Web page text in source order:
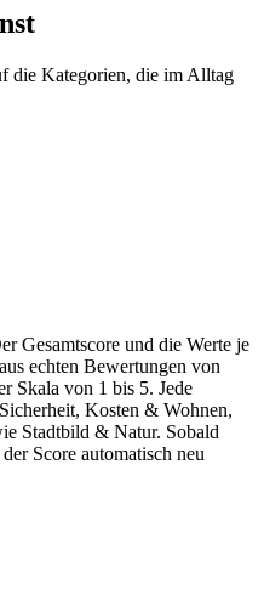
die Kategorien, die im Alltag
Gesamtscore und die Werte je
echten Bewertungen von
Skala von 1 bis 5. Jede
Kosten & Wohnen,
Stadtbild & Natur. Sobald
Score automatisch neu